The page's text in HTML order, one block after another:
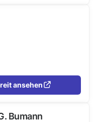
ansehen
Bumann